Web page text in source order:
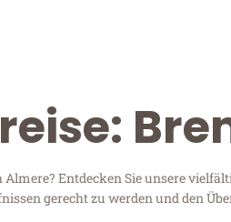
Entdecken Sie unsere
gerecht zu werden und den